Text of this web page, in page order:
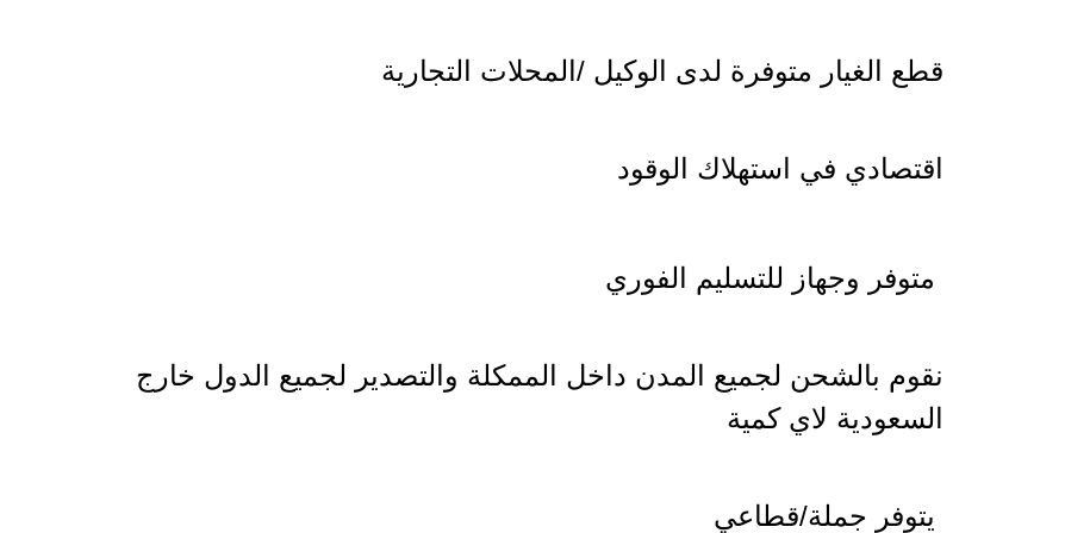
قطع الغيار متوفرة لدى الوكيل /المحلات التجارية
اقتصادي في استهلاك الوقود
متوفر وجهاز للتسليم الفوري
نقوم بالشحن لجميع المدن داخل الممكلة والتصدير لجميع الدول خارج
السعودية لاي كمية
يتوفر جملة/قطاعي